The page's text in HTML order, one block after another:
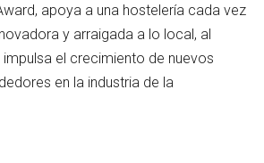
apoya a una hostelería cada vez
y arraigada a lo local, al
el crecimiento de nuevos
en la industria de la